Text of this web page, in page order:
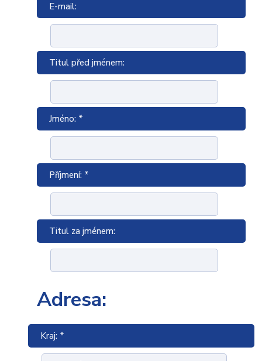
E-mail:
Titul před jménem:
Jméno: *
Příjmení: *
Titul za jménem:
Adresa:
Kraj: *